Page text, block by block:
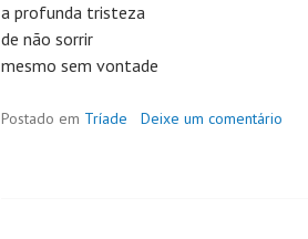
a profunda tristeza
de não sorrir
mesmo sem vontade
Postado em Tríade Deixe um comentário